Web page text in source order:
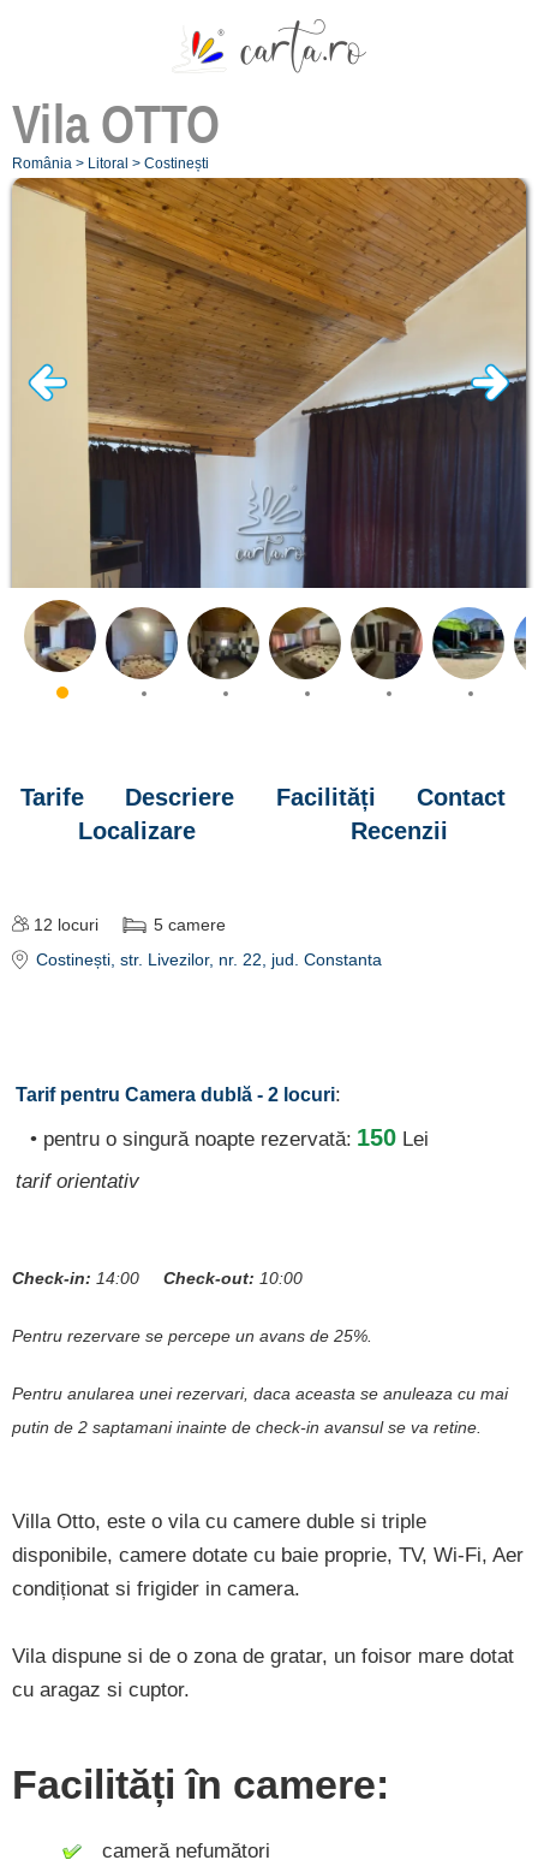
Vila OTTO
România > Litoral > Costinești
Tarife Descriere Facilități
Contact
Localizare
Recenzii
12 locuri 5 camere
Costinești , str. Livezilor, nr. 22 , jud. Constanta
Tarif pentru Camera dublă - 2 locuri:
• pentru o singură noapte rezervată: 150 Lei
tarif orientativ
Check-in: 14:00 Check-out: 10:00
Pentru rezervare se percepe un avans de 25%.
Pentru anularea unei rezervari, daca aceasta se anuleaza cu mai
putin de 2 saptamani inainte de check-in avansul se va retine.
Villa Otto, este o vila cu camere duble si triple
disponibile, camere dotate cu baie proprie, TV, Wi-Fi, Aer
condiționat si frigider in camera.
Vila dispune si de o zona de gratar, un foisor mare dotat
cu aragaz si cuptor.
Facilități în camere:
cameră nefumători